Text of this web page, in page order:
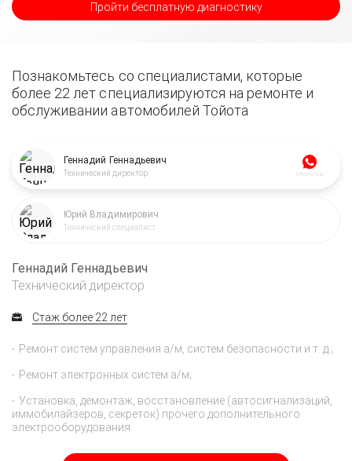
Пройти бесплатную диагностику
Познакомьтесь со специалистами, которые
более 22 лет специализируются на ремонте и
обслуживании автомобилей Тойота
Геннадий Геннадьевич
Технический директор WhatsApp
Юрий Владимирович
Технический специалист
Геннадий Геннадьевич
Технический директор
Стаж более 22 лет
Ремонт систем управления а/м, систем безопасности и т. д.;
Ремонт электронных систем а/м;
Установка, демонтаж, восстановление (автосигнализаций,
иммобилайзеров, секреток) прочего дополнительного
электрооборудования.